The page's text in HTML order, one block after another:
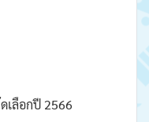
เลือกปี 2566